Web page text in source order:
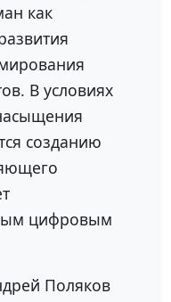
как
В условиях
созданию
цифровым
Поляков